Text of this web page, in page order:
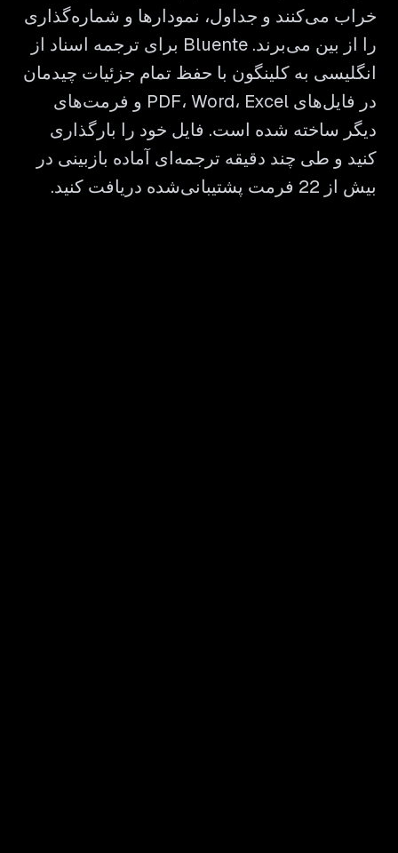
خراب می‌کنند و جداول، نمودارها و شماره‌گذاری
را از بین می‌برند. Bluente برای ترجمه اسناد از
انگلیسی به کلینگون با حفظ تمام جزئیات چیدمان
در فایل‌های PDF، Word، Excel و فرمت‌های
دیگر ساخته شده است. فایل خود را بارگذاری
کنید و طی چند دقیقه ترجمه‌ای آماده بازبینی در
بیش از 22 فرمت پشتیبانی‌شده دریافت کنید.